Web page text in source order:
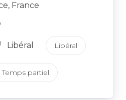
France
Libéral Libéral
Temps partiel